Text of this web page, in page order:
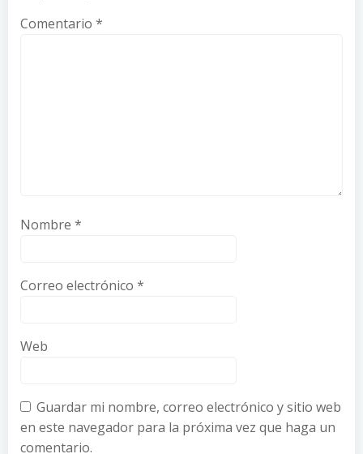
Comentario *
Nombre *
Correo electrónico *
Web
Guardar mi nombre, correo electrónico y sitio web
en este navegador para la próxima vez que haga un
comentario.